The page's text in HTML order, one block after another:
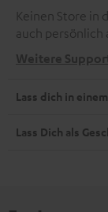
Keinen Store in
auch persönlich
Weitere
Lass dich in
Lass Dich als